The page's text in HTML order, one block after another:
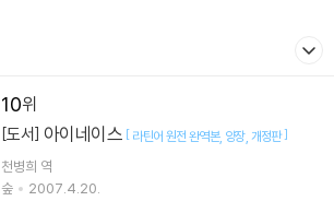
10
[도서] 아이네이스 [ 라틴어 원전 완역본 양장 개정판]
천병희 역
숲
2007.4.20.